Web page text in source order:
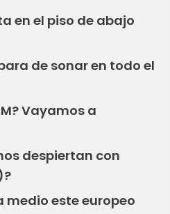
en el piso de abajo
de sonar en todo el
Vayamos a
despiertan con
medio este europeo